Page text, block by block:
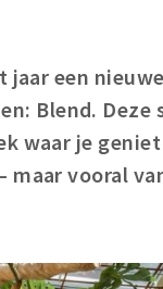
jaar een
Blend.
waar je
vooral